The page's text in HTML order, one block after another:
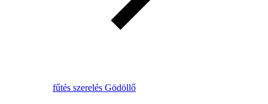
fűtés szerelés Gödöllő